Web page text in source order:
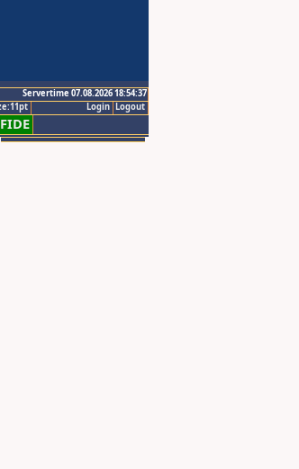
Servertime 07.08.2026 18:54:37
Logout
Login
FIDE